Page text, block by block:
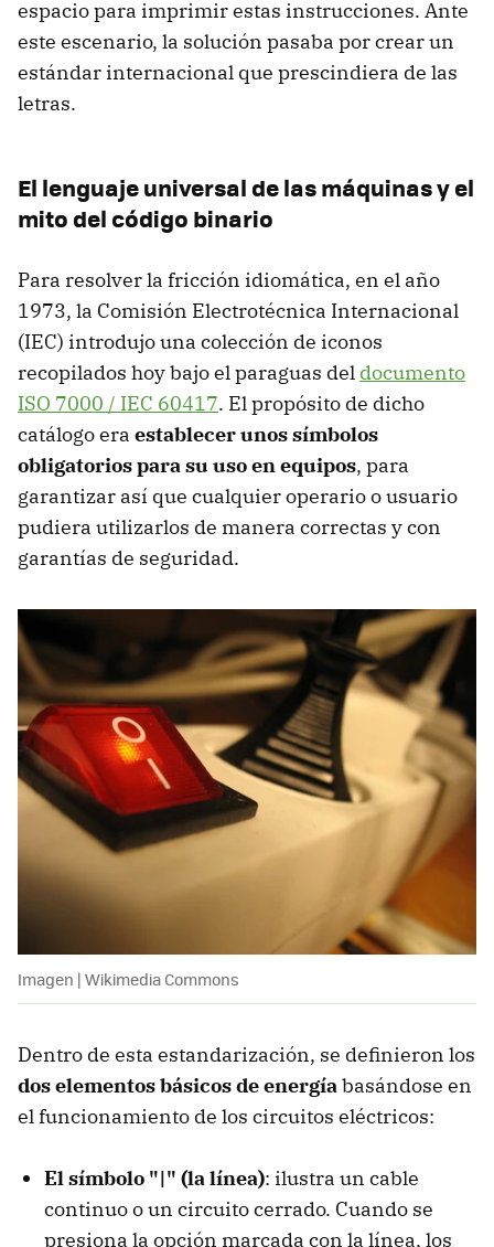
espacio para imprimir estas instrucciones. Ante
este escenario, la solución pasaba por crear un
estándar internacional que prescindiera de las
letras.
El lenguaje universal de las máquinas y el
mito del código binario
Para resolver la fricción idiomática, en el año
1973, la Comisión Electrotécnica Internacional
(IEC) introdujo una colección de iconos
recopilados hoy bajo el paraguas del documento
ISO 7000 / IEC 60417. El propósito de dicho
catálogo era establecer unos símbolos
obligatorios para su uso en equipos, para
garantizar así que cualquier operario o usuario
pudiera utilizarlos de manera correctas y con
garantías de seguridad.
Imagen | Wikimedia Commons
Dentro de esta estandarización, se definieron los
dos elementos básicos de energíabasándose en
el funcionamiento de los circuitos eléctricos:
El símbolo "|" (la línea): ilustra un cable
continuo o un circuito cerrado. Cuando se
presiona la opción marcada con la línea, los